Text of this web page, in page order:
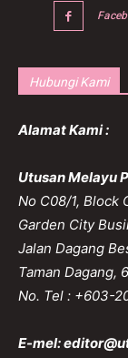
Hubungi Kami
Alamat Kami :
Utusan Melayu
No C08/1, Block
Garden City
Jalan Dagang
Taman Dagang,
No. Tel : +603-
E-mel: